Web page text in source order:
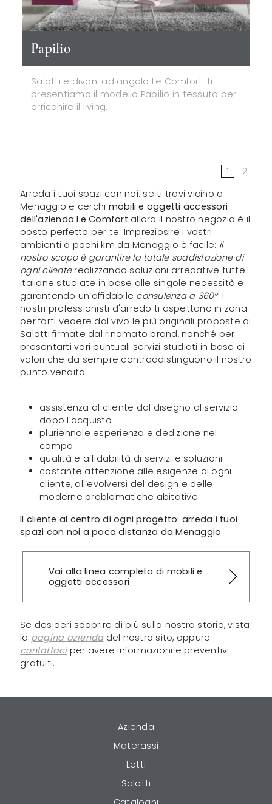
Papilio
Salotti e divani ad angolo Le Comfort: ti
presentiamo il modello Papilio in tessuto per
arricchire il living.
1
2
Arreda i tuoi spazi con noi: se ti trovi vicino a
Menaggio e cerchi mobili e oggetti accessori
dell'azienda Le Comfort allora il nostro negozio è il
posto perfetto per te. Impreziosire i vostri
ambienti a pochi km da Menaggio è facile: il
nostro scopo è garantire la totale soddisfazione di
ogni clienterealizzando soluzioni arredative tutte
italiane studiate in base alle singole necessità e
garantendo un’affidabile consulenza a 360°. I
nostri professionisti d'arredo ti aspettano in zona
per farti vedere dal vivo le più originali proposte di
Salotti firmate dal rinomato brand, nonché per
presentarti vari puntuali servizi studiati in base ai
valori che da sempre contraddistinguono il nostro
punto vendita:
assistenza al cliente dal disegno al servizio
dopo l'acquisto
pluriennale esperienza e dedizione nel
campo
qualità e affidabilità di servizi e soluzioni
costante attenzione alle esigenze di ogni
cliente, all’evolversi del design e delle
moderne problematiche abitative
Il cliente al centro di ogni progetto: arreda i tuoi
spazi con noi a poca distanza da Menaggio
Vai alla linea completa di mobili e
oggetti accessori
Se desideri scoprire di più sulla nostra storia, vista
la pagina aziendadel nostro sito, oppure
contattaciper avere informazioni e preventivi
gratuiti.
Azienda
Materassi
Letti
Salotti